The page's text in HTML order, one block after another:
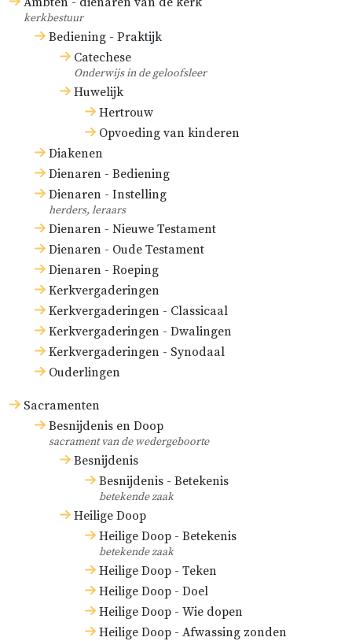
kerkbestuur
Bediening - Praktijk
Catechese
Onderwijs in de geloofsleer
Huwelijk
Hertrouw
Opvoeding van kinderen
Diakenen
Dienaren - Bediening
Dienaren - Instelling
herders, leraars
Dienaren - Nieuwe Testament
Dienaren - Oude Testament
Dienaren - Roeping
Kerkvergaderingen
Kerkvergaderingen - Classicaal
Kerkvergaderingen - Dwalingen
Kerkvergaderingen - Synodaal
Ouderlingen
Sacramenten
Besnijdenis en Doop
sacrament van de wedergeboorte
Besnijdenis
Besnijdenis - Betekenis
betekende zaak
Heilige Doop
Heilige Doop - Betekenis
betekende zaak
Heilige Doop - Teken
Heilige Doop - Doel
Heilige Doop - Wie dopen
Heilige Doop - Afwassing zonden